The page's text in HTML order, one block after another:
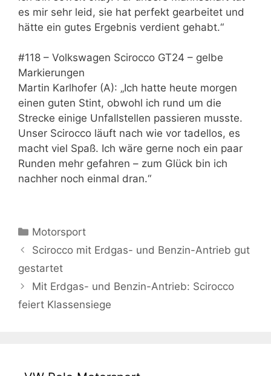
es mir sehr leid, sie hat perfekt gearbeitet und
hätte ein gutes Ergebnis verdient gehabt.“
#118 – Volkswagen Scirocco GT24 – gelbe
Markierungen
Martin Karlhofer (A): „Ich hatte heute morgen
einen guten Stint, obwohl ich rund um die
Strecke einige Unfallstellen passieren musste.
Unser Scirocco läuft nach wie vor tadellos, es
macht viel Spaß. Ich wäre gerne noch ein paar
Runden mehr gefahren – zum Glück bin ich
nachher noch einmal dran.“
Kategorien
Motorsport
Scirocco mit Erdgas- und Benzin-Antrieb gut
gestartet
Mit Erdgas- und Benzin-Antrieb: Scirocco
feiert Klassensiege